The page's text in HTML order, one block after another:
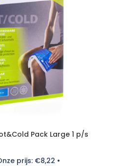
Pack Large 1 p/s
prijs: €8,22 •